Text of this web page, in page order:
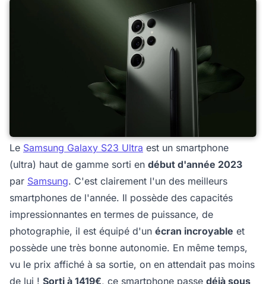
Le Samsung Galaxy S23 Ultra est un smartphone
(ultra) haut de gamme sorti en début d'année 2023
par Samsung. C'est clairement l'un des meilleurs
smartphones de l'année. Il possède des capacités
impressionnantes en termes de puissance, de
photographie, il est équipé d'un écran incroyable et
possède une très bonne autonomie. En même temps,
vu le prix affiché à sa sortie, on en attendait pas moins
de lui ! Sorti à 1419€, ce smartphone passe déjà sous